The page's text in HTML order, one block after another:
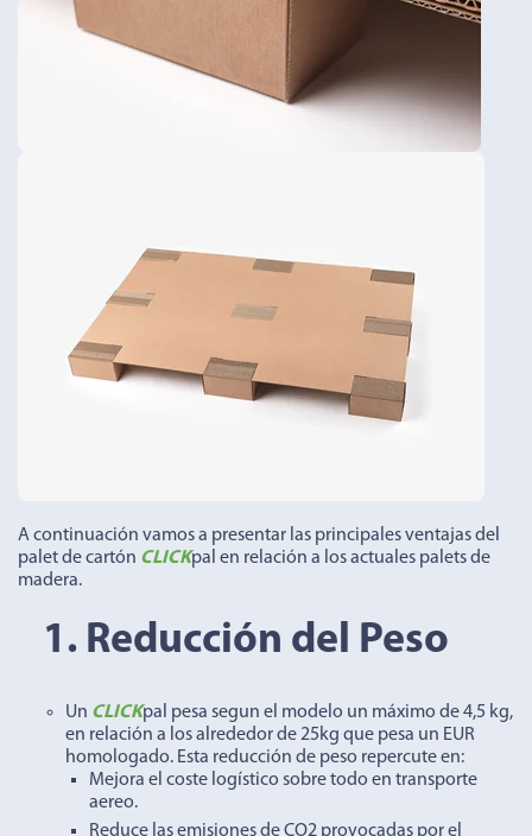
A continuación vamos a presentar las principales ventajas del
palet de cartón CLICKpal en relación a los actuales palets de
madera.
1. Reducción del Peso
Un CLICKpal pesa segun el modelo un máximo de 4,5 kg,
en relación a los alrededor de 25kg que pesa un EUR
homologado. Esta reducción de peso repercute en:
Mejora el coste logístico sobre todo en transporte
aereo.
Reduce las emisiones de CO2 provocadas por el